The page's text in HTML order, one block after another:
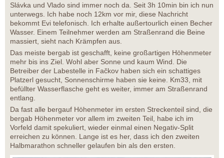
Slávka und Vlado sind immer noch da. Seit 3h 10min bin ich nun
unterwegs. Ich habe noch 12km vor mir, diese Nachricht
bekommt Evi telefonisch. Ich erhalte außertourlich einen Becher
Wasser. Einem Teilnehmer werden am Straßenrand die Beine
massiert, sieht nach Krämpfen aus.
Das meiste bergab ist geschafft, keine großartigen Höhenmeter
mehr bis ins Ziel. Wohl aber Sonne und kaum Wind. Die
Betreiber der Labestelle in Fačkov haben sich ein schattiges
Platzerl gesucht, Sonnenschirme haben sie keine. Km33, mit
befüllter Wasserflasche geht es weiter, immer am Straßenrand
entlang.
Da fast alle bergauf Höhenmeter im ersten Streckenteil sind, die
bergab Höhenmeter vor allem im zweiten Teil, habe ich im
Vorfeld damit spekuliert, wieder einmal einen Negativ-Split
erreichen zu können. Lange ist es her, dass ich den zweiten
Halbmarathon schneller gelaufen bin als den ersten.